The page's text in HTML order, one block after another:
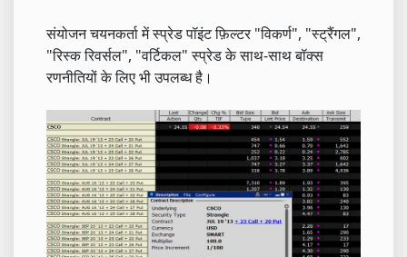
संयोजन चयनकर्ता में स्प्रेड पॉइंट फ़िल्टर "विकर्ण", "स्ट्रैंगल",
"रिस्क रिवर्सल", "वर्टिकल" स्प्रेड के साथ-साथ बॉक्स
रणनीतियों के लिए भी उपलब्ध है।